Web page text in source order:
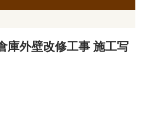
庫外壁改修工事 施工写